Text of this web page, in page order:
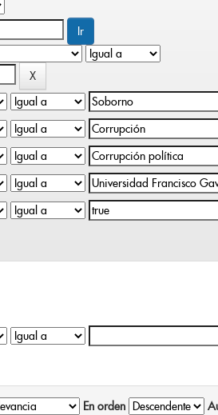
En orden